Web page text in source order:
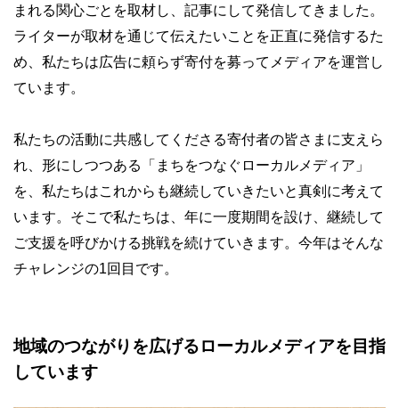
まれる関心ごとを取材し、記事にして発信してきました。
ライターが取材を通じて伝えたいことを正直に発信するた
め、私たちは広告に頼らず寄付を募ってメディアを運営し
ています。
私たちの活動に共感してくださる寄付者の皆さまに支えら
れ、形にしつつある「まちをつなぐローカルメディア」
を、私たちはこれからも継続していきたいと真剣に考えて
います。そこで私たちは、年に一度期間を設け、継続して
ご支援を呼びかける挑戦を続けていきます。今年はそんな
チャレンジの1回目です。
地域のつながりを広げるローカルメディアを目指
しています